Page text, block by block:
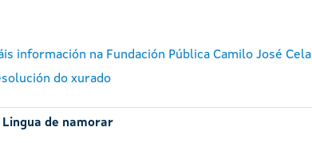
información na Fundación Pública Camilo José Cela
do xurado
Lingua de namorar